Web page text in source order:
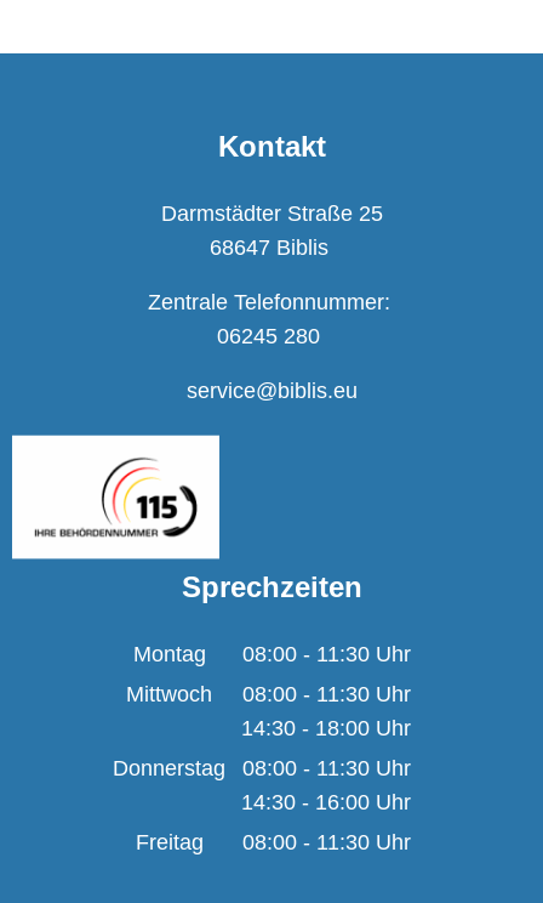
Kontakt
Darmstädter Straße 25
68647 Biblis
Zentrale Telefonnummer:
06245 280
service@biblis.eu
Sprechzeiten
Montag 08:00- 11:30Uhr
Von 08:00 bis 11:30
Mittwoch 08:00- 11:30Uhr
Von 08:00 bis 11:30
14:30 - 18:00 Uhr
Von 14:30 bis 18:00
Donnerstag 08:00- 11:30Uhr
Von 08:00 bis 11:30
14:30 - 16:00 Uhr
Von 14:30 bis 16:00
Freitag 08:00- 11:30Uhr